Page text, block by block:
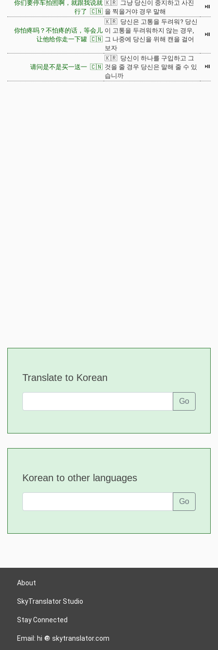
你们要停车拍照啊，就跟我说就
行了 🇨🇳
🇰🇷 그냥 당신이 중지하고 사진
을 찍을거야 경우 말해
⏯
你怕疼吗？不怕疼的话，等会儿
让他给你走一下罐 🇨🇳
🇰🇷 당신은 고통을 두려워? 당신
이 고통을 두려워하지 않는 경우,
그 나중에 당신을 위해 캔을 걸어
보자
⏯
请问是不是买一送一 🇨🇳
🇰🇷 당신이 하나를 구입하고 그
것을 줄 경우 당신은 말해 줄 수 있
습니까
⏯
Translate to Korean
Go
Korean to other languages
Go
About
SkyTranslator Studio
Stay Connected
Email: hi 🔘 skytranslator.com